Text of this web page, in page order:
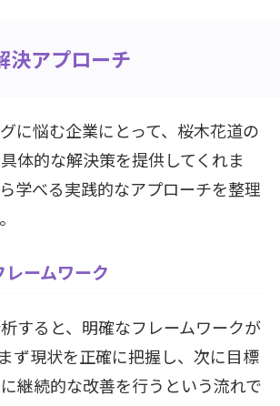
決アプローチ
に悩む企業にとって、桜木花道の
体的な解決策を提供してくれま
学べる実践的なアプローチを整理
ームワーク
すると、明確なフレームワークが
ず現状を正確に把握し、次に目標
継続的な改善を行うという流れで